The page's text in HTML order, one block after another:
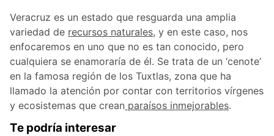
Veracruz es un estado que resguarda una amplia
variedad de recursos naturales, y en este caso, nos
enfocaremos en uno que no es tan conocido, pero
cualquiera se enamoraría de él. Se trata de un ‘cenote’
en la famosa región de los Tuxtlas, zona que ha
llamado la atención por contar con territorios vírgenes
y ecosistemas que crean paraísos inmejorables.
Te podría interesar